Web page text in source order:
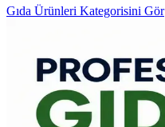
Gıda Ürünleri Kategorisini Gör